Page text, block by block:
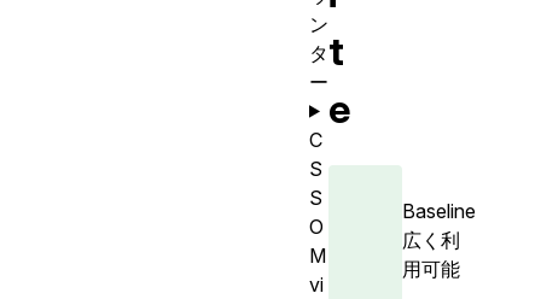
t
e
Baseline
広く利
用可能
ン
タ
ー
C
S
S
O
M
vi